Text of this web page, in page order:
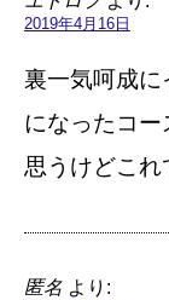
2019年4月16日
裏一気呵成に
になったコ
思うけどこ
匿名 より: